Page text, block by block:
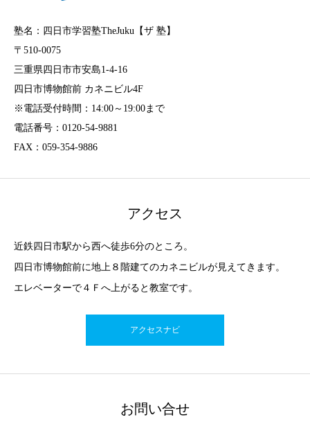
塾名：四日市学習塾TheJuku【ザ 塾】
〒510-0075
三重県四日市市安島1-4-16
四日市博物館前 カネニビル4F
※電話受付時間：14:00～19:00まで
電話番号：0120-54-9881
FAX：059-354-9886
アクセス
近鉄四日市駅から西へ徒歩6分のところ。
四日市博物館前に地上８階建てのカネニビルが見えてきます。
エレベーターで４Ｆへ上がると教室です。
アクセスナビ
お問い合せ